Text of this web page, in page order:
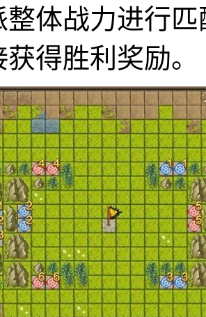
整体战力进行
得胜利奖励。